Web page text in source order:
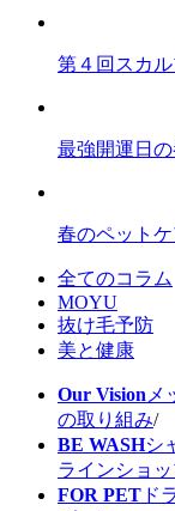
第４回スカ
最強開運日
春のペットケ
全てのコラム
MOYU
抜け毛予防
美と健康
Our Visionメ
の取り組み/
BE WASHシ
ラインショ
FOR PET ド